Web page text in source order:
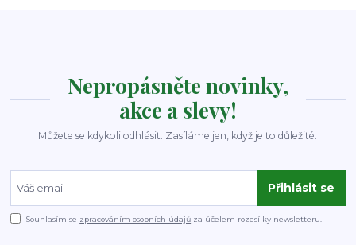
Nepropásněte novinky,
akce a slevy!
Můžete se kdykoli odhlásit. Zasíláme jen, když je to důležité.
Přihlásit se
Souhlasím se zpracováním osobních údajů za účelem rozesílky newsletteru.